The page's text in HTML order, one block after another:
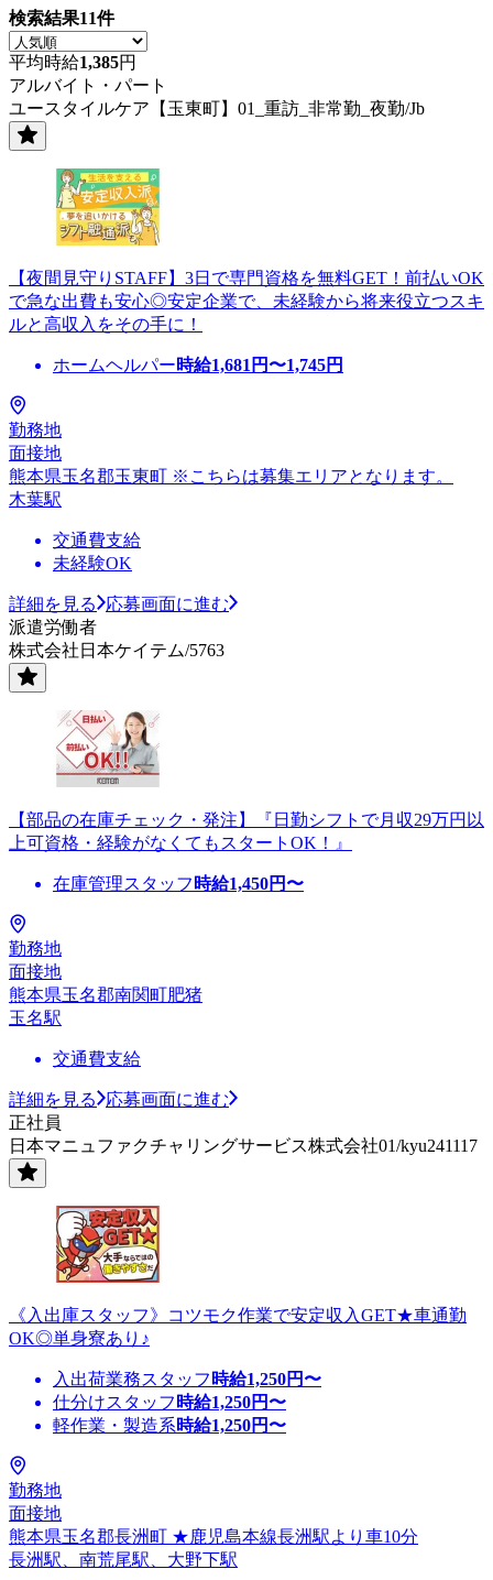
検索結果11件
平均時給1,385円
アルバイト・パート
ユースタイルケア【玉東町】01_重訪_非常勤_夜勤/Jb
【夜間見守りSTAFF】3日で専門資格を無料GET！前払いOK
で急な出費も安心◎安定企業で、未経験から将来役立つスキ
ルと高収入をその手に！
ホームヘルパー時給1,681 円〜1,745円
勤務地
面接地
熊本県玉名郡玉東町 ※こちらは募集エリアとなります。
木葉駅
交通費支給
未経験OK
詳細を見る
応募画面に進む
派遣労働者
株式会社日本ケイテム/5763
【部品の在庫チェック・発注】『日勤シフトで月収29万円以
上可資格・経験がなくてもスタートOK！』
在庫管理スタッフ 時給1,450円〜
勤務地
面接地
熊本県玉名郡南関町肥猪
玉名駅
交通費支給
詳細を見る
応募画面に進む
正社員
日本マニュファクチャリングサービス株式会社01/kyu241117
《入出庫スタッフ》コツモク作業で安定収入GET★車通勤
OK◎単身寮あり♪
入出荷業務スタッフ 時給1,250円〜
仕分けスタッフ 時給1,250円〜
軽作業・製造系時給1,250円〜
勤務地
面接地
熊本県玉名郡長洲町 ★鹿児島本線長洲駅より車10分
長洲駅、南荒尾駅、大野下駅